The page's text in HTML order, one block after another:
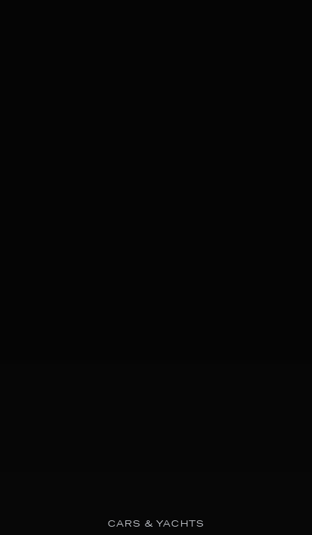
CARS & YACHTS